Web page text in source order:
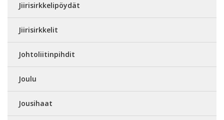
Jiirisirkkelipöydät
Jiirisirkkelit
Johtoliitinpihdit
Joulu
Jousihaat